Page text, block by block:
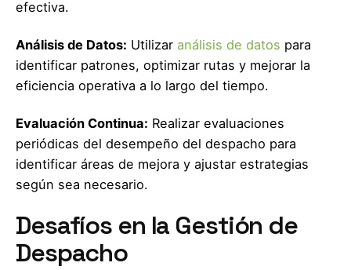
efectiva.
Análisis de Datos: Utilizar análisis de datos para
identificar patrones, optimizar rutas y mejorar la
eficiencia operativa a lo largo del tiempo.
Evaluación Continua: Realizar evaluaciones
periódicas del desempeño del despacho para
identificar áreas de mejora y ajustar estrategias
según sea necesario.
Desafíos en la Gestión de
Despacho